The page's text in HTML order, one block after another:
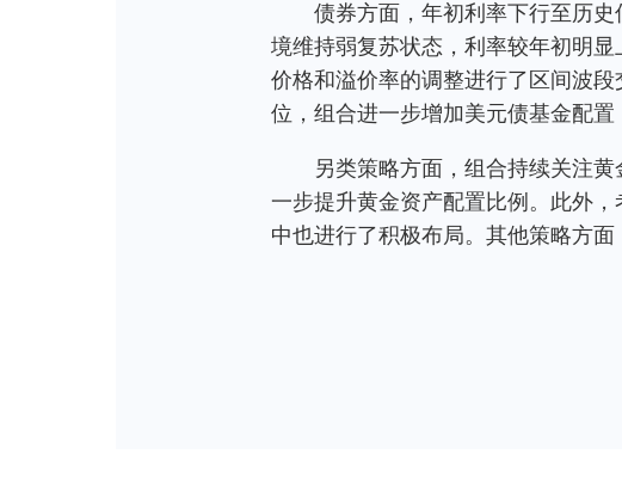
债券方面，年初利率下行至历
境维持弱复苏状态，利率较年初明
价格和溢价率的调整进行了区间波
位，组合进一步增加美元债基金配置
另类策略方面，组合持续关注
一步提升黄金资产配置比例。此外
中也进行了积极布局。其他策略方面